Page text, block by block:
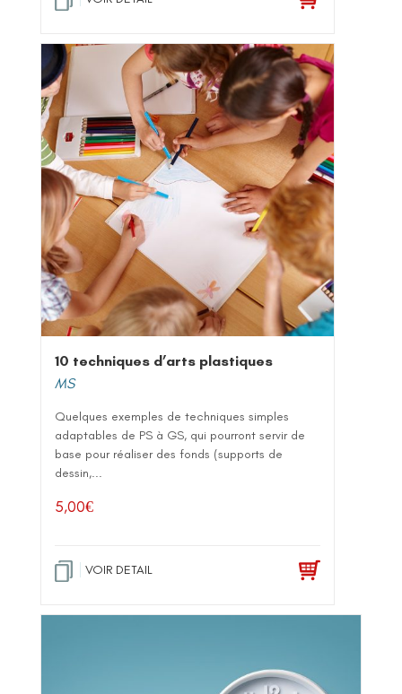
10 techniques d’arts plastiques
MS
Quelques exemples de techniques simples
adaptables de PS à GS, qui pourront servir de
base pour réaliser des fonds (supports de
dessin,...
5,00€
VOIR DETAIL